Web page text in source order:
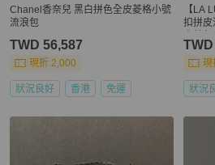
Chanel香奈兒 黑白拼色全皮菱格小號
流浪包
TWD 56,587
現折 2,000
狀況良好 香港 免運
【LA
扣拼皮
現
狀況